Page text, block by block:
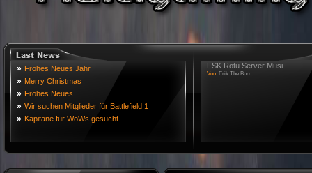
» Frohes Neues Jahr
» Merry Christmas
» Frohes Neues
» Wir suchen Mitglieder für Battlefield 1
» Kapitäne für WoWs gesucht
FSK Rotu Server Musi...
Von: Erik The Born